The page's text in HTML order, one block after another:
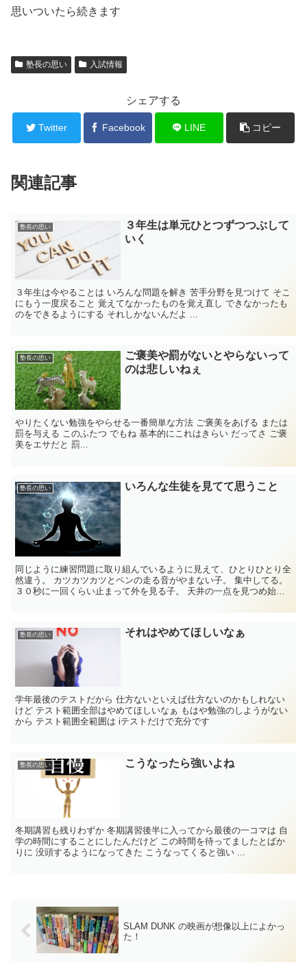
思いついたら続きます
塾長の思い 入試情報
シェアする
Twitter Facebook LINE コピー
関連記事
塾長の思い
３年生は単元ひとつずつつぶして
いく
３年生は今やることは いろんな問題を解き 苦手分野を見つけて そこ
にもう一度戻ること 覚えてなかったものを覚え直し できなかったも
のをできるようにする それしかないんだよ ...
塾長の思い
ご褒美や罰がないとやらないって
のは悲しいねぇ
やりたくない勉強をやらせる一番簡単な方法 ご褒美をあげる または
罰を与える このふたつ でもね 基本的にこれはきらい だってさ ご褒
美をエサだと 罰...
塾長の思い いろんな生徒を見てて思うこと
同じように練習問題に取り組んでいるように見えて、ひとりひとり全
然違う。 カツカツカツとペンの走る音がやまない子。 集中してる。
３０秒に一回くらい止まって外を見る子。 天井の一点を見つめ始め
塾長の思い それはやめてほしいなぁ
学年最後のテストだから 仕方ないといえば仕方ないのかもしれない
けど テスト範囲全部はやめてほしいなぁ もはや勉強のしようがない
から テスト範囲全範囲は iテストだけで充分です
塾長の思い こうなったら強いよね
冬期講習も残りわずか 冬期講習後半に入ってから最後の一コマは 自
学の時間にすることにしたんだけど この時間を待ってましたとばか
りに 没頭するようになってきた こうなってくると強い ...
SLAM DUNK の映画が想像以上によかっ
た！